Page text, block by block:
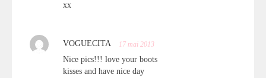
xx
VOGUECITA 17 mai 2013
Nice pics!!! love your boots
kisses and have nice day